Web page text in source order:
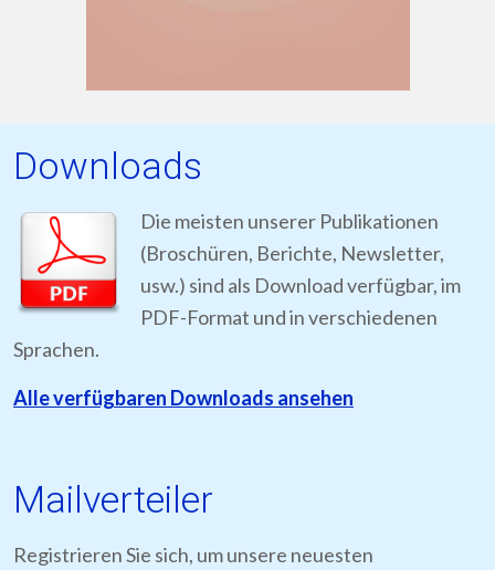
Downloads
Die meisten unserer Publikationen
(Broschüren, Berichte, Newsletter,
usw.) sind als Download verfügbar, im
PDF-Format und in verschiedenen
Sprachen.
Alle verfügbaren Downloads ansehen
Mailverteiler
Registrieren Sie sich, um unsere neuesten